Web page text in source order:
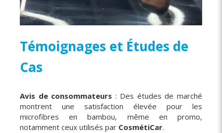
Témoignages et Études de
Cas
Avis de consommateurs : Des études de marché
montrent une satisfaction élevée pour les
microfibres en bambou, même en promo,
notamment ceux utilisés par CosmétiCar.